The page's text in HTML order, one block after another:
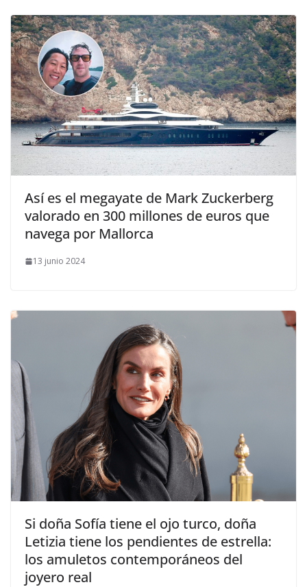
​Así es el megayate de Mark Zuckerberg
valorado en 300 millones de euros que
navega por Mallorca
13 junio 2024
​Si doña Sofía tiene el ojo turco, doña
Letizia tiene los pendientes de estrella:
los amuletos contemporáneos del
joyero real